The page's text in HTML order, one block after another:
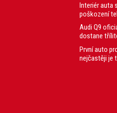
Interiér auta
poškození
Audi Q9
dostane
První auto
nejčastěji je